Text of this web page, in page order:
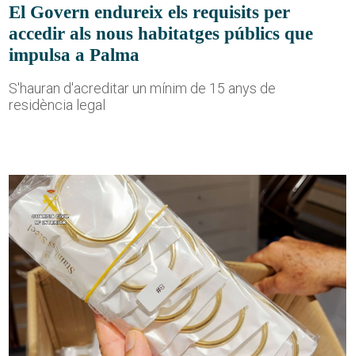
El Govern endureix els requisits per
accedir als nous habitatges públics que
impulsa a Palma
S'hauran d'acreditar un mínim de 15 anys de
residència legal